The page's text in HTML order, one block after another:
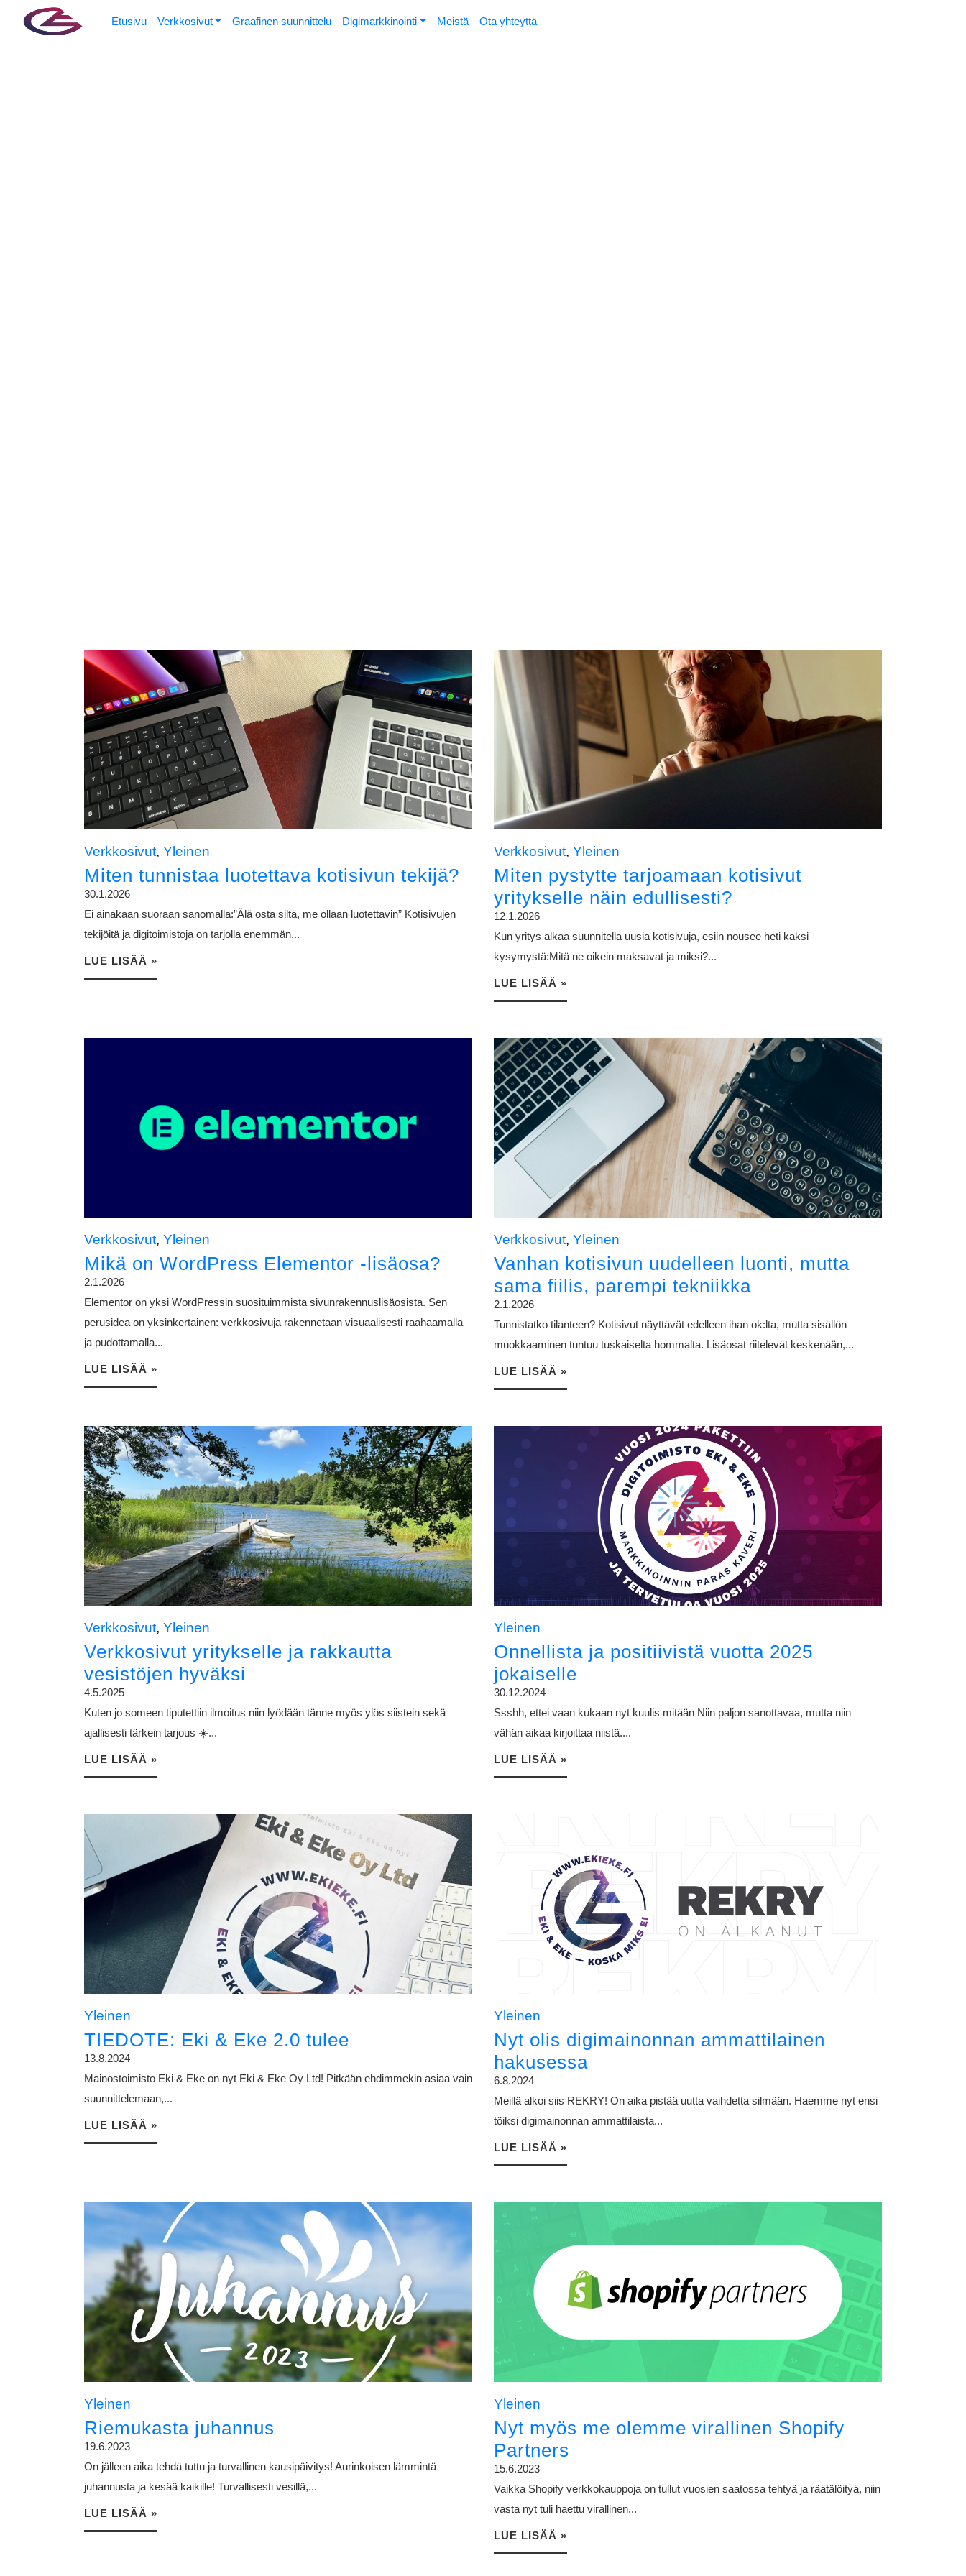
Etusivu Verkkosivut Graafinen suunnittelu Digimarkkinointi Meistä Ota yhteyttä
Verkkosivut, Yleinen
Miten tunnistaa luotettava kotisivun tekijä?
30.1.2026
Ei ainakaan suoraan sanomalla:”Älä osta siltä, me ollaan luotettavin” Kotisivujen
tekijöitä ja digitoimistoja on tarjolla enemmän...
LUE LISÄÄ »
Verkkosivut, Yleinen
Miten pystytte tarjoamaan kotisivut
yritykselle näin edullisesti?
12.1.2026
Kun yritys alkaa suunnitella uusia kotisivuja, esiin nousee heti kaksi
kysymystä:Mitä ne oikein maksavat ja miksi?...
LUE LISÄÄ »
Verkkosivut, Yleinen
Mikä on WordPress Elementor -lisäosa?
2.1.2026
Elementor on yksi WordPressin suosituimmista sivunrakennuslisäosista. Sen
perusidea on yksinkertainen: verkkosivuja rakennetaan visuaalisesti raahaamalla
ja pudottamalla...
LUE LISÄÄ »
Verkkosivut, Yleinen
Vanhan kotisivun uudelleen luonti, mutta
sama fiilis, parempi tekniikka
2.1.2026
Tunnistatko tilanteen? Kotisivut näyttävät edelleen ihan ok:lta, mutta sisällön
muokkaaminen tuntuu tuskaiselta hommalta. Lisäosat riitelevät keskenään,...
LUE LISÄÄ »
Verkkosivut, Yleinen
Verkkosivut yritykselle ja rakkautta
vesistöjen hyväksi
4.5.2025
Kuten jo someen tiputettiin ilmoitus niin lyödään tänne myös ylös siistein sekä
ajallisesti tärkein tarjous ☀️...
LUE LISÄÄ »
Yleinen
Onnellista ja positiivistä vuotta 2025
jokaiselle
30.12.2024
Ssshh, ettei vaan kukaan nyt kuulis mitään Niin paljon sanottavaa, mutta niin
vähän aikaa kirjoittaa niistä....
LUE LISÄÄ »
Yleinen
TIEDOTE: Eki & Eke 2.0 tulee
13.8.2024
Mainostoimisto Eki & Eke on nyt Eki & Eke Oy Ltd! Pitkään ehdimmekin asiaa vain
suunnittelemaan,...
LUE LISÄÄ »
Yleinen
Nyt olis digimainonnan ammattilainen
hakusessa
6.8.2024
Meillä alkoi siis REKRY! On aika pistää uutta vaihdetta silmään. Haemme nyt ensi
töiksi digimainonnan ammattilaista...
LUE LISÄÄ »
Yleinen
Riemukasta juhannus
19.6.2023
On jälleen aika tehdä tuttu ja turvallinen kausipäivitys! Aurinkoisen lämmintä
juhannusta ja kesää kaikille! Turvallisesti vesillä,...
LUE LISÄÄ »
Yleinen
Nyt myös me olemme virallinen Shopify
Partners
15.6.2023
Vaikka Shopify verkkokauppoja on tullut vuosien saatossa tehtyä ja räätälöityä, niin
vasta nyt tuli haettu virallinen...
LUE LISÄÄ »